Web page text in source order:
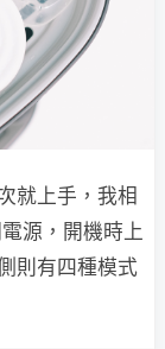
就上手，我相
源，開機時上
則有四種模式